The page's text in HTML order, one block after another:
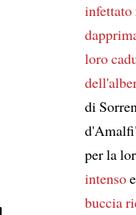
infettato
loro
di
per la
intensoe
buccia